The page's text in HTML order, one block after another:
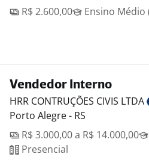
R$ 2.600,00
Ensino Médio
Vendedor Interno
HRR CONTRUÇÕES CIVIS LTDA
Porto Alegre - RS
R$ 3.000,00 a R$ 14.000,00
Presencial